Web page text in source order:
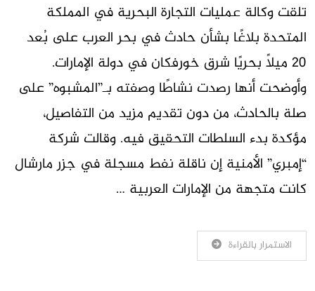
تلقت وكالة عمليات التجارة البحرية في المملكة
المتحدة بلاغًا بشأن حادث في بحر العرب على بُعد
20 ميلاً بحريًا شرق خورفكان في دولة الإمارات.
وأوضحت أنها رصدت نشاطًا وصفته بـ”المشبوه” على
صلة بالحادث، من دون تقديم مزيد من التفاصيل،
مؤكدة بدء السلطات التحقيق فيه. وقالت شركة
“إمبري” الأمنية إن ناقلة نفط مسجلة في جزر مارشال
كانت متجهة من الإمارات العربية …
الاستمرار بالقراءة